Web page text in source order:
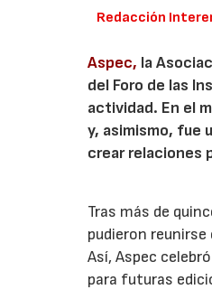
Redacción
Aspec, la
del Foro de las
actividad. En el
y, asimismo, fue
crear relaciones
Tras más de
pudieron
Así, Aspec
para futuras